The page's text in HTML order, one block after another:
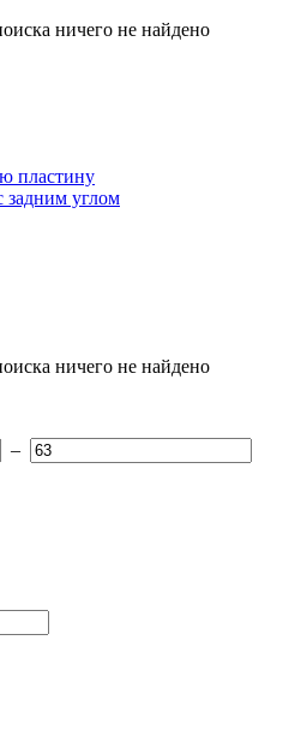
ничего не найдено
пластину
задним углом
ничего не найдено
–